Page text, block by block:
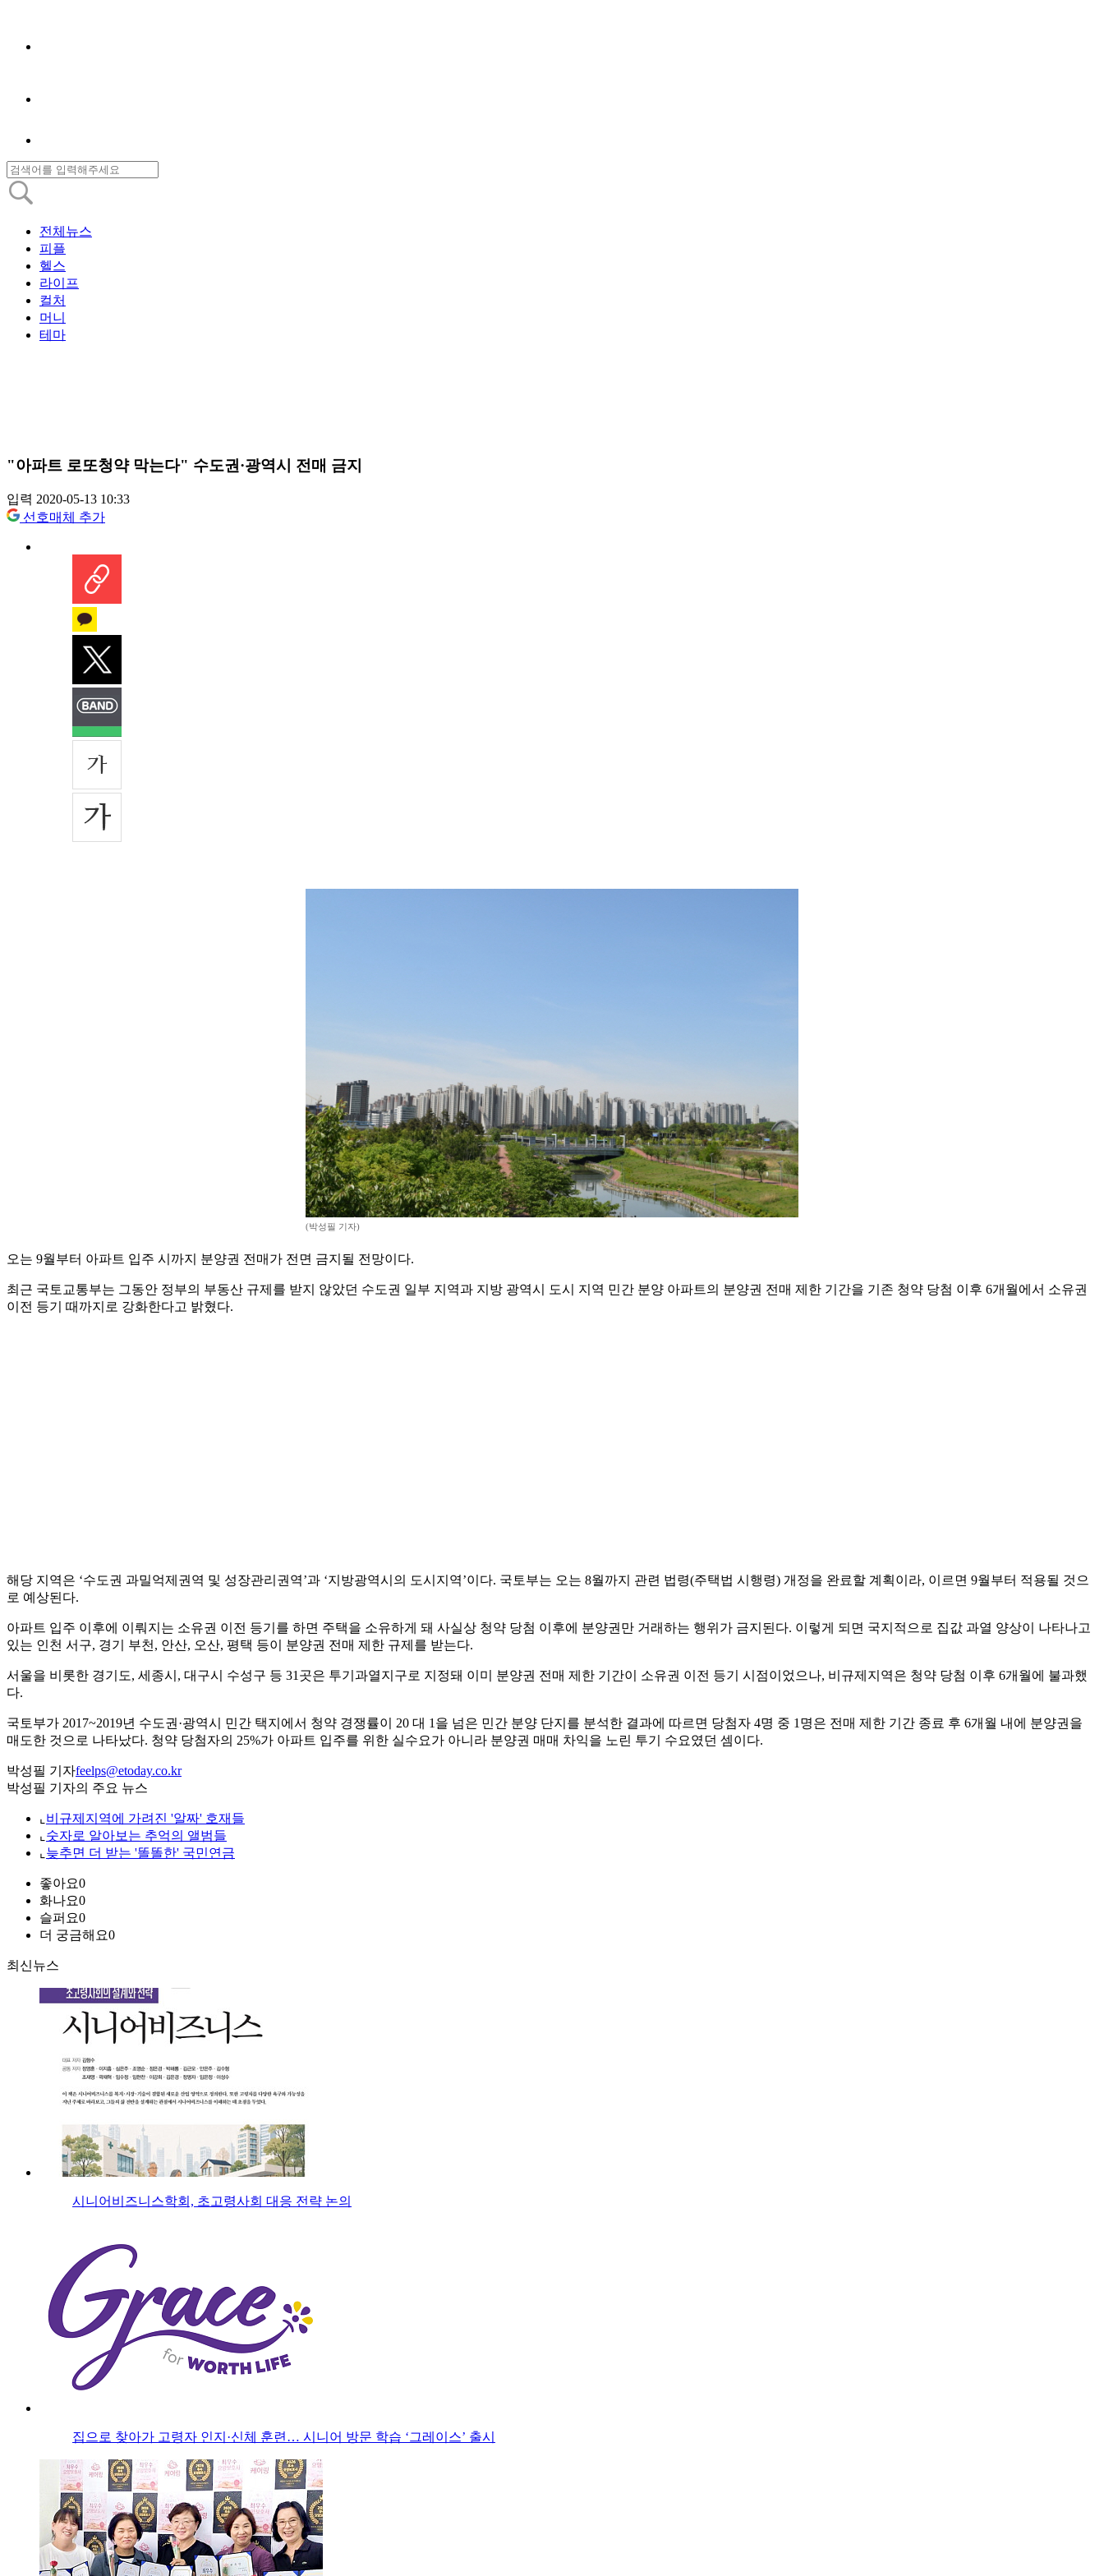
전체뉴스
피플
헬스
라이프
컬처
머니
테마
"아파트 로또청약 막는다" 수도권·광역시 전매 금지
입력 2020-05-13 10:33
선호매체 추가
(박성필 기자)
오는 9월부터 아파트 입주 시까지 분양권 전매가 전면 금지될 전망이다.
최근 국토교통부는 그동안 정부의 부동산 규제를 받지 않았던 수도권 일부 지역과 지방 광역시 도시 지역 민간 분양 아파트의 분양권 전매 제한 기간을 기존 청약 당첨 이후 6개월에서 소유권
이전 등기 때까지로 강화한다고 밝혔다.
해당 지역은 ‘수도권 과밀억제권역 및 성장관리권역’과 ‘지방광역시의 도시지역’이다. 국토부는 오는 8월까지 관련 법령(주택법 시행령) 개정을 완료할 계획이라, 이르면 9월부터 적용될 것으
로 예상된다.
아파트 입주 이후에 이뤄지는 소유권 이전 등기를 하면 주택을 소유하게 돼 사실상 청약 당첨 이후에 분양권만 거래하는 행위가 금지된다. 이렇게 되면 국지적으로 집값 과열 양상이 나타나고
있는 인천 서구, 경기 부천, 안산, 오산, 평택 등이 분양권 전매 제한 규제를 받는다.
서울을 비롯한 경기도, 세종시, 대구시 수성구 등 31곳은 투기과열지구로 지정돼 이미 분양권 전매 제한 기간이 소유권 이전 등기 시점이었으나, 비규제지역은 청약 당첨 이후 6개월에 불과했
다.
국토부가 2017~2019년 수도권·광역시 민간 택지에서 청약 경쟁률이 20 대 1을 넘은 민간 분양 단지를 분석한 결과에 따르면 당첨자 4명 중 1명은 전매 제한 기간 종료 후 6개월 내에 분양권을
매도한 것으로 나타났다. 청약 당첨자의 25%가 아파트 입주를 위한 실수요가 아니라 분양권 매매 차익을 노린 투기 수요였던 셈이다.
박성필 기자feelps@etoday.co.kr
박성필 기자의 주요 뉴스
⌞ 비규제지역에 가려진 '알짜' 호재들
⌞ 숫자로 알아보는 추억의 앨범들
⌞ 늦추면 더 받는 '똘똘한' 국민연금
좋아요0
화나요0
슬퍼요0
더 궁금해요0
최신뉴스
시니어비즈니스학회, 초고령사회 대응 전략 논의
집으로 찾아가 고령자 인지·신체 훈련… 시니어 방문 학습 ‘그레이스’ 출시